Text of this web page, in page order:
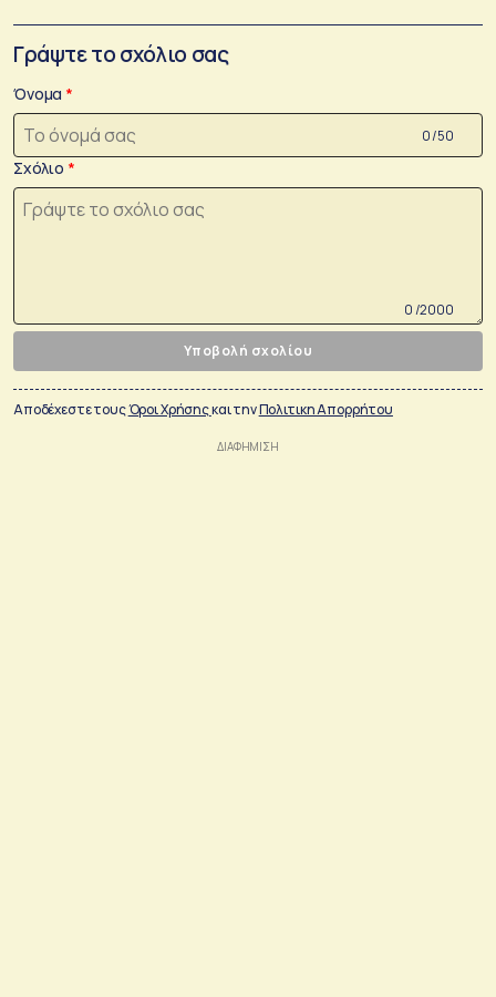
Γράψτε το σχόλιο σας
Όνομα
0 /50
Σχόλιο
0 /2000
Υποβολή σχολίου
Αποδέχεστε τουςΌροι Χρήσηςκαι τηνΠολιτικη Απορρήτου